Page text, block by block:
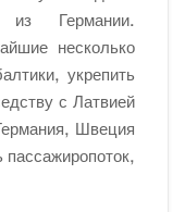
из Германии.
несколько
укрепить
с Латвией
Швеция